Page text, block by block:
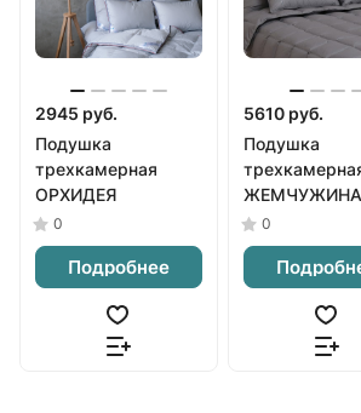
2945 руб.
Подушка
трехкамерная
ОРХИДЕЯ
0
Подробнее
5610 руб.
Подушка
ЖЕМЧУЖИНА
серая
0